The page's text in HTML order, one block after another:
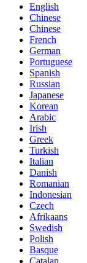
English
Chinese
Chinese
French
German
Portuguese
Spanish
Russian
Japanese
Korean
Arabic
Irish
Greek
Turkish
Italian
Danish
Romanian
Indonesian
Czech
Afrikaans
Swedish
Polish
Basque
Catalan